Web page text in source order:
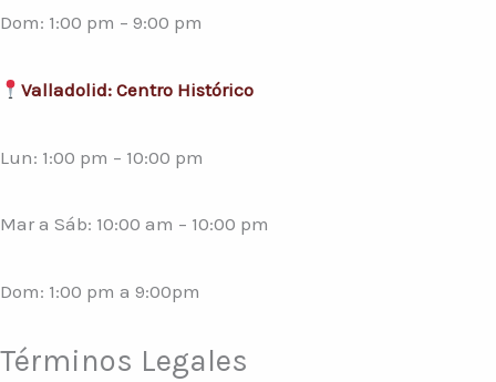
Dom: 1:00 pm – 9:00 pm
Valladolid: Centro Histórico
Lun: 1:00 pm – 10:00 pm
Mar a Sáb: 10:00 am – 10:00 pm
Dom: 1:00 pm a 9:00pm
Términos Legales